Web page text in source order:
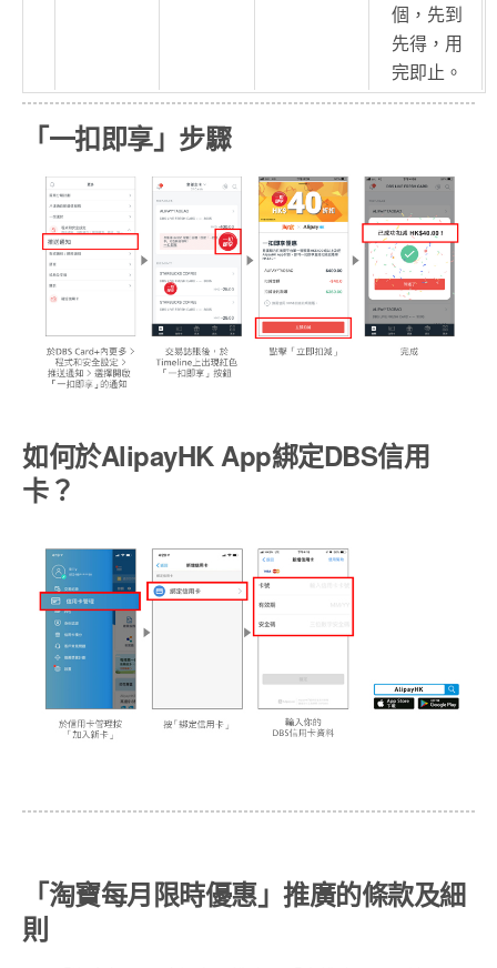
個，先到
先得，用
完即止。
「一扣即享」步驟
如何於AlipayHK App綁定DBS信用
卡？
「淘寶每月限時優惠」推廣的條款及細
則